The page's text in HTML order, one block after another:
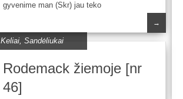
gyvenime man (Skr) jau teko
→
Keliai,Sandėliukai
Rodemack žiemoje [nr
46]